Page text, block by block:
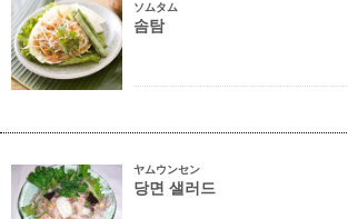
ソムタム
솜탐
ヤムウンセン
당면 샐러드